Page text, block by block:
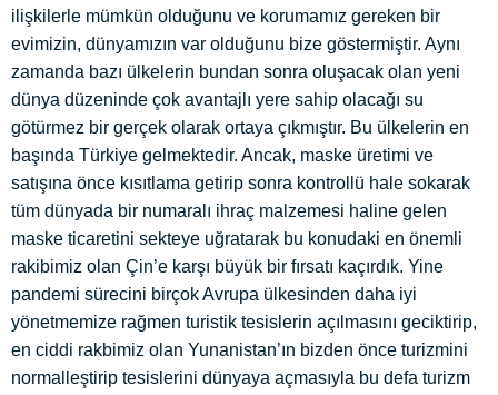
ilişkilerle mümkün olduğunu ve korumamız gereken bir
evimizin, dünyamızın var olduğunu bize göstermiştir. Aynı
zamanda bazı ülkelerin bundan sonra oluşacak olan yeni
dünya düzeninde çok avantajlı yere sahip olacağı su
götürmez bir gerçek olarak ortaya çıkmıştır. Bu ülkelerin en
başında Türkiye gelmektedir. Ancak, maske üretimi ve
satışına önce kısıtlama getirip sonra kontrollü hale sokarak
tüm dünyada bir numaralı ihraç malzemesi haline gelen
maske ticaretini sekteye uğratarak bu konudaki en önemli
rakibimiz olan Çin’e karşı büyük bir fırsatı kaçırdık. Yine
pandemi sürecini birçok Avrupa ülkesinden daha iyi
yönetmemize rağmen turistik tesislerin açılmasını geciktirip,
en ciddi rakbimiz olan Yunanistan’ın bizden önce turizmini
normalleştirip tesislerini dünyaya açmasıyla bu defa turizm